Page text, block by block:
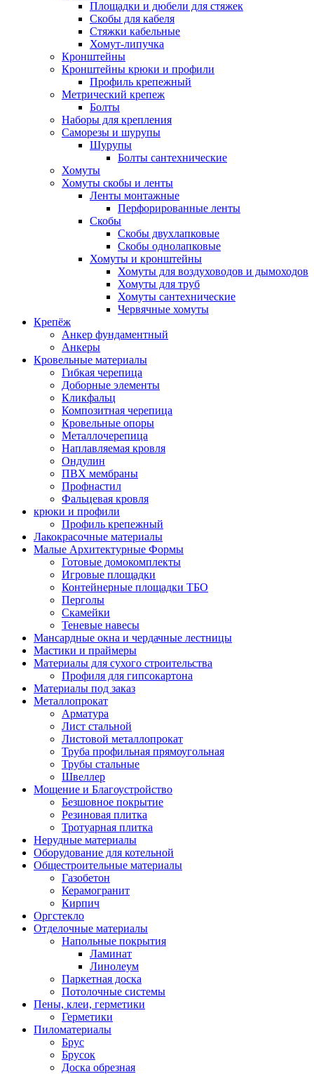
Площадки и дюбели для стяжек
Скобы для кабеля
Стяжки кабельные
Хомут-липучка
Кронштейны
Кронштейны крюки и профили
Профиль крепежный
Метрический крепеж
Болты
Наборы для крепления
Саморезы и шурупы
Шурупы
Болты сантехнические
Хомуты
Хомуты скобы и ленты
Ленты монтажные
Перфорированные ленты
Скобы
Скобы двухлапковые
Скобы однолапковые
Хомуты и кронштейны
Хомуты для воздуховодов и дымоходов
Хомуты для труб
Хомуты сантехнические
Червячные хомуты
Крепёж
Анкер фундаментный
Анкеры
Кровельные материалы
Гибкая черепица
Доборные элементы
Кликфальц
Композитная черепица
Кровельные опоры
Металлочерепица
Наплавляемая кровля
Ондулин
ПВХ мембраны
Профнастил
Фальцевая кровля
крюки и профили
Профиль крепежный
Лакокрасочные материалы
Малые Архитектурные Формы
Готовые домокомплекты
Игровые площадки
Контейнерные площадки ТБО
Перголы
Скамейки
Теневые навесы
Мансардные окна и чердачные лестницы
Мастики и праймеры
Материалы для сухого строительства
Профиля для гипсокартона
Материалы под заказ
Металлопрокат
Арматура
Лист стальной
Листовой металлопрокат
Труба профильная прямоугольная
Трубы стальные
Швеллер
Мощение и Благоустройство
Безшовное покрытие
Резиновая плитка
Тротуарная плитка
Нерудные материалы
Оборудование для котельной
Общестроительные материалы
Газобетон
Керамогранит
Кирпич
Оргстекло
Отделочные материалы
Напольные покрытия
Ламинат
Линолеум
Паркетная доска
Потолочные системы
Пены, клеи, герметики
Герметики
Пиломатериалы
Брус
Брусок
Доска обрезная